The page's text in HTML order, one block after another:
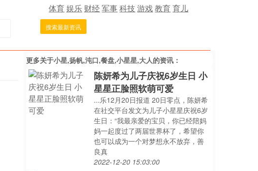
体育娱乐 财经军事科技游戏教育育儿
搜索最新资讯
更多关于小星,扬帆,沌口,餐盘,小星星,大人的资讯：
陈妍希为儿子庆祝6岁生日 小
星星正脸照软萌可爱
...乐12月20日报道 20日零点，陈妍希
在社交平台发文为儿子小星星庆祝6岁
生日：“我最亲爱的宝贝，你已经陪妈
妈一起度过了两届世界杯了，希望你
也可以成为一个对梦想永不放弃，善
良真
2022-12-20 15:03:00